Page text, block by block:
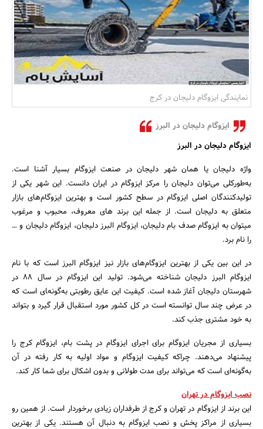
بانک، بیمه و سرمایه
مسکن و ساختمان
نمایندگی ایزوگام دلیجان در کرج
ایزوگام دلیجان در البرز
ایزوگام دلیجان در البرز
واژه دلیجان یا همان شهر دلیجان در صنعت ایزوگام بسیار آشنا است.
به‌طورکلی می‌توان دلیجان را مرکز ایزوگام در ایران دانست. این شهر یکی از
تولیدکنندگان اصلی ایزوگام در سطح کشور است و بهترین ایزوگام‎‌های بازار
متعلق به دلیجان است. از جمله این برند های معروف، محبوب و مرغوب
میتوان به ایزوگام صدف بام دلیجان، ایزوگام البرز دلیجان، ایزوگام دلیجان و …
را نام برد.
در این بین یکی از بهترین ایزوگام‌های بازار نیز ایزوگام البرز است که با نام
ایزوگام البرز دلیجان شناخته می‌شود. تولید این ایزوگام در سال 88 در
شهرستان دلیجان آغاز شده است. کیفیت این عایق رطوبتی به‌گونه‌‍ای است که
در عرض چند سال توانسته است در کل کشور مورد استقبال قرار گیرد و بتواند
به خود مشتری جذب کند.
بسیاری از مجریان ایزوگام برای اجرای ایزوگام در پشت بام، ایزوگام کرج را
پیشنهاد می‌دهند. چراکه کیفیت ایزوگام و مواد اولیه به کار رفته در آن
به‌گونه‌ای است که می‌تواند برای مدت طولانی و بدون اشکال برای شما کار کند.
نصب ایزوگام در تهران
این برند از ایزوگام در تهران و کرج از طرفداران زیادی برخوردار است. از همین رو
بسیاری از مراکز پخش و نصب ایزوگام به دنبال آن هستند. یکی از بهترین